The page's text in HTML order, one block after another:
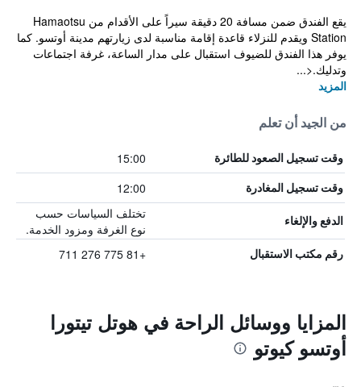
يقع الفندق ضمن مسافة 20 دقيقة سيراً على الأقدام من Hamaotsu
Station ويقدم للنزلاء قاعدة إقامة مناسبة لدى زيارتهم مدينة أوتسو. كما
يوفر هذا الفندق للضيوف استقبال على مدار الساعة، غرفة اجتماعات
وتدليك.<...
المزيد
من الجيد أن تعلم
وقت تسجيل الصعود للطائرة 15:00
وقت تسجيل المغادرة 12:00
الدفع والإلغاء
تختلف السياسات حسب
نوع الغرفة ومزود الخدمة.
رقم مكتب الاستقبال +81 775 276 711
المزايا ووسائل الراحة في هوتل تيتورا
أوتسو كيوتو